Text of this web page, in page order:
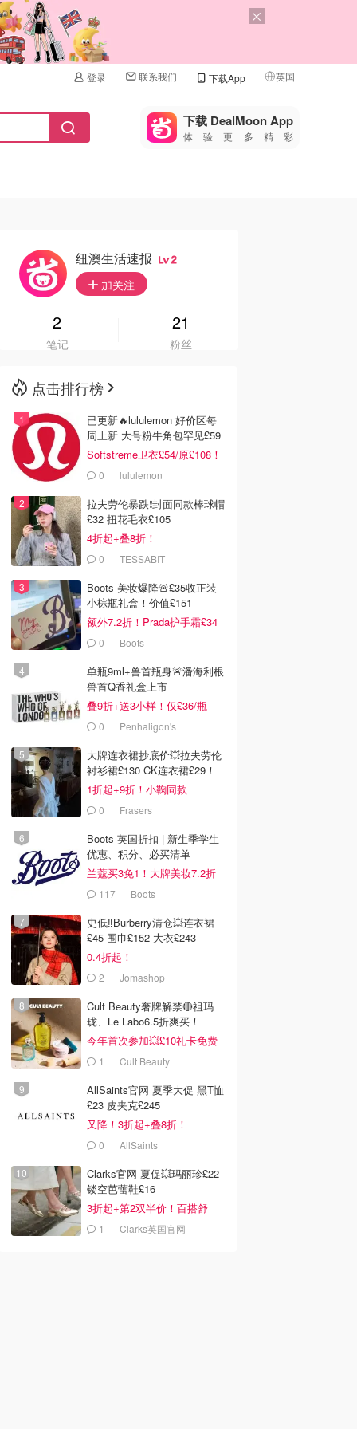
登录 联系我们 下载App 英国
🇺🇸
🇨🇳 中国
🇦🇺
下载 DealMoon App
体验更多精彩
纽澳生活速报 2
加关注
2
笔记
21
粉丝
点击排行榜
已更新🔥lululemon 好价区每
周上新 大号粉牛角包罕见£59
Softstreme卫衣£54/原£108！
0 lululemon
拉夫劳伦暴跌❗️封面同款棒球帽
£32 扭花毛衣£105
4折起+叠8折！
0 TESSABIT
Boots 美妆爆降🚨£35收正装
小棕瓶礼盒！价值£151
额外7.2折！Prada护手霜£34
0 Boots
单瓶9ml+兽首瓶身🚨潘海利根
兽首Q香礼盒上市
叠9折+送3小样！仅£36/瓶
0 Penhaligon's
大牌连衣裙抄底价💥拉夫劳伦
衬衫裙£130 CK连衣裙£29！
1折起+9折！小鞠同款
Ganni£88
0 Frasers
Boots 英国折扣 | 新生季学生
优惠、积分、必买清单
兰蔻买3免1！大牌美妆7.2折
117 Boots
史低‼️Burberry清仓💥连衣裙
£45 围巾£152 大衣£243
0.4折起！
2 Jomashop
Cult Beauty奢牌解禁🔴祖玛
珑、Le Labo6.5折爽买！
今年首次参加💥£10礼卡免费
拿 1 Cult Beauty
AllSaints官网 夏季大促 黑T恤
£23 皮夹克£245
又降！3折起+叠8折！
0 AllSaints
Clarks官网 夏促💥玛丽珍£22
镂空芭蕾鞋£16
3折起+第2双半价！百搭舒
服！1 Clarks英国官网